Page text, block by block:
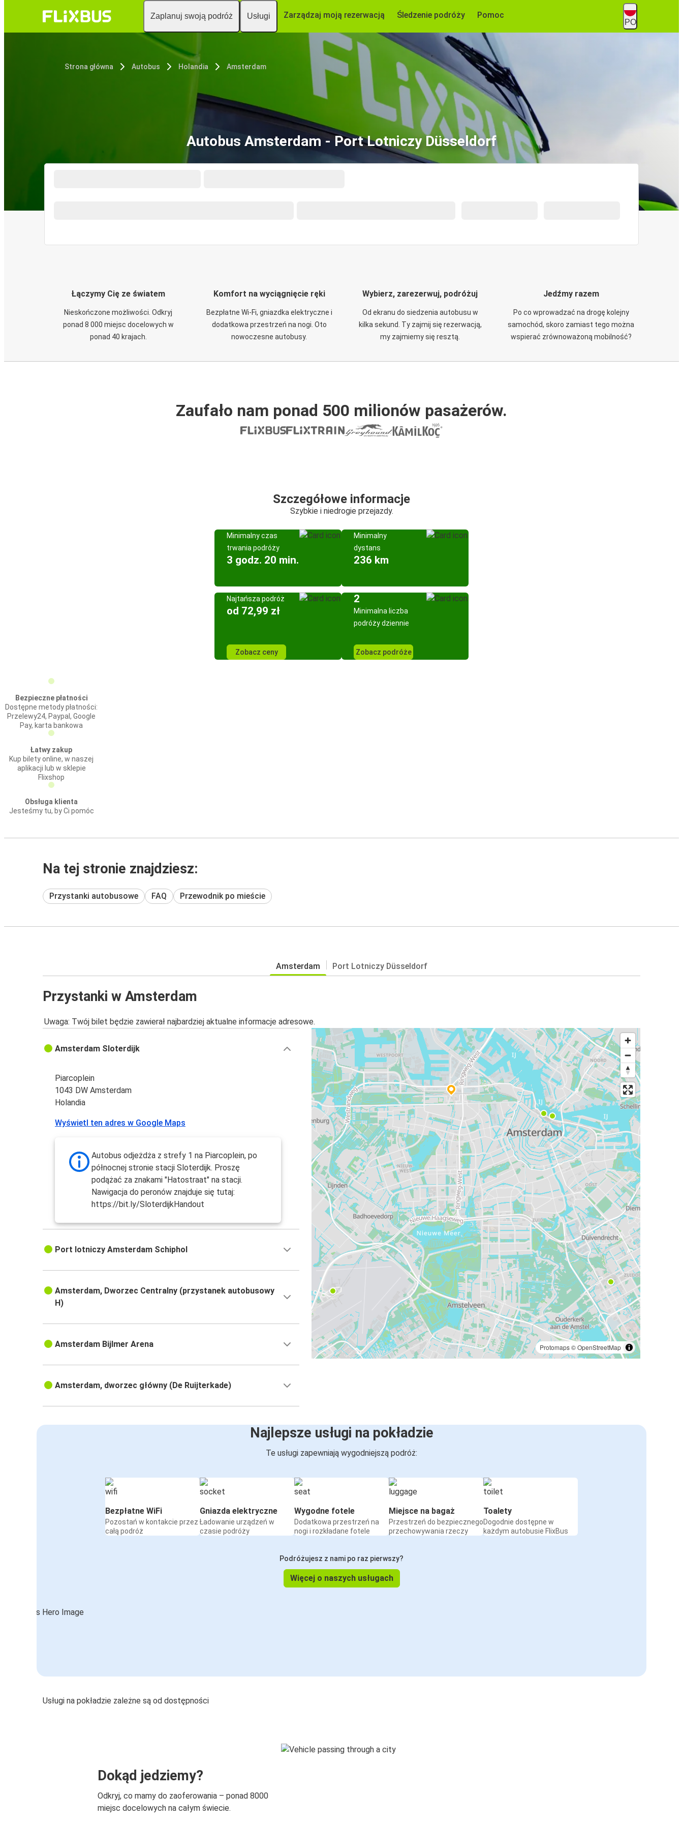
Zaplanuj swoją podróż Usługi Zarządzaj moją rezerwacją Śledzenie podróży Pomoc
PO
Strona główna Autobus Holandia Amsterdam
Autobus Amsterdam - Port Lotniczy Düsseldorf
Łączymy Cię ze światem
Nieskończone możliwości. Odkryj
ponad 8 000 miejsc docelowych w
ponad 40 krajach.
Komfort na wyciągnięcie ręki
Bezpłatne Wi-Fi, gniazdka elektryczne i
dodatkowa przestrzeń na nogi. Oto
nowoczesne autobusy.
Wybierz, zarezerwuj, podróżuj
Od ekranu do siedzenia autobusu w
kilka sekund. Ty zajmij się rezerwacją,
my zajmiemy się resztą.
Jedźmy razem
Po co wprowadzać na drogę kolejny
samochód, skoro zamiast tego można
wspierać zrównoważoną mobilność?
Zaufało nam ponad 500 milionów pasażerów.
Szczegółowe informacje
Szybkie i niedrogie przejazdy.
Minimalny czas
trwania podróży
3 godz. 20 min.
Minimalny
dystans
236 km
Najtańsza podróż
od 72,99 zł
Zobacz ceny
2
Minimalna liczba
podróży dziennie
Zobacz podróże
Bezpieczne płatności
Dostępne metody płatności:
Przelewy24, Paypal, Google
Pay, karta bankowa
Łatwy zakup
Kup bilety online, w naszej
aplikacji lub w sklepie
Flixshop
Obsługa klienta
Jesteśmy tu, by Ci pomóc
Na tej stronie znajdziesz:
Przystanki autobusowe FAQ Przewodnik po mieście
Amsterdam Port Lotniczy Düsseldorf
Przystanki w Amsterdam
Uwaga: Twój bilet będzie zawierał najbardziej aktualne informacje adresowe.
Protomaps©OpenStreetMap
Amsterdam Sloterdijk
Piarcoplein
1043 DW Amsterdam
Holandia
Wyświetl ten adres w Google Maps
Autobus odjeżdża z strefy 1 na Piarcoplein, po
północnej stronie stacji Sloterdijk. Proszę
podążać za znakami "Hatostraat" na stacji.
Nawigacja do peronów znajduje się tutaj:
https://bit.ly/SloterdijkHandout
Port lotniczy Amsterdam Schiphol
Amsterdam, Dworzec Centralny (przystanek autobusowy
H)
Amsterdam Bijlmer Arena
Amsterdam, dworzec główny (De Ruijterkade)
Najlepsze usługi na pokładzie
Te usługi zapewniają wygodniejszą podróż:
Bezpłatne WiFi
Pozostań w kontakcie przez
całą podróż
Gniazda elektryczne
Ładowanie urządzeń w
czasie podróży
Wygodne fotele
Dodatkowa przestrzeń na
nogi i rozkładane fotele
Miejsce na bagaż
Przestrzeń do bezpiecznego
przechowywania rzeczy
Toalety
Dogodnie dostępne w
każdym autobusie FlixBus
Podróżujesz z nami po raz pierwszy?
Więcej o naszych usługach
Usługi na pokładzie zależne są od dostępności
Dokąd jedziemy?
Odkryj, co mamy do zaoferowania – ponad 8000
miejsc docelowych na całym świecie.